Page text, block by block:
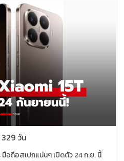
329 วัน
มือถือสเปกแน่นๆ เปิดตัว 24 ก.ย. นี้